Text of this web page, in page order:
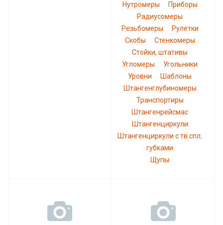
Нутромеры
Приборы
Радиусомеры
Резьбомеры
Рулетки
Скобы
Стенкомеры
Стойки, штативы
Угломеры
Угольники
Уровни
Шаблоны
Штангенглубиномеры
Транспортиры
Штангенрейсмас
Штангенциркули
Штангенциркули с тв.спл.
губками
Щупы